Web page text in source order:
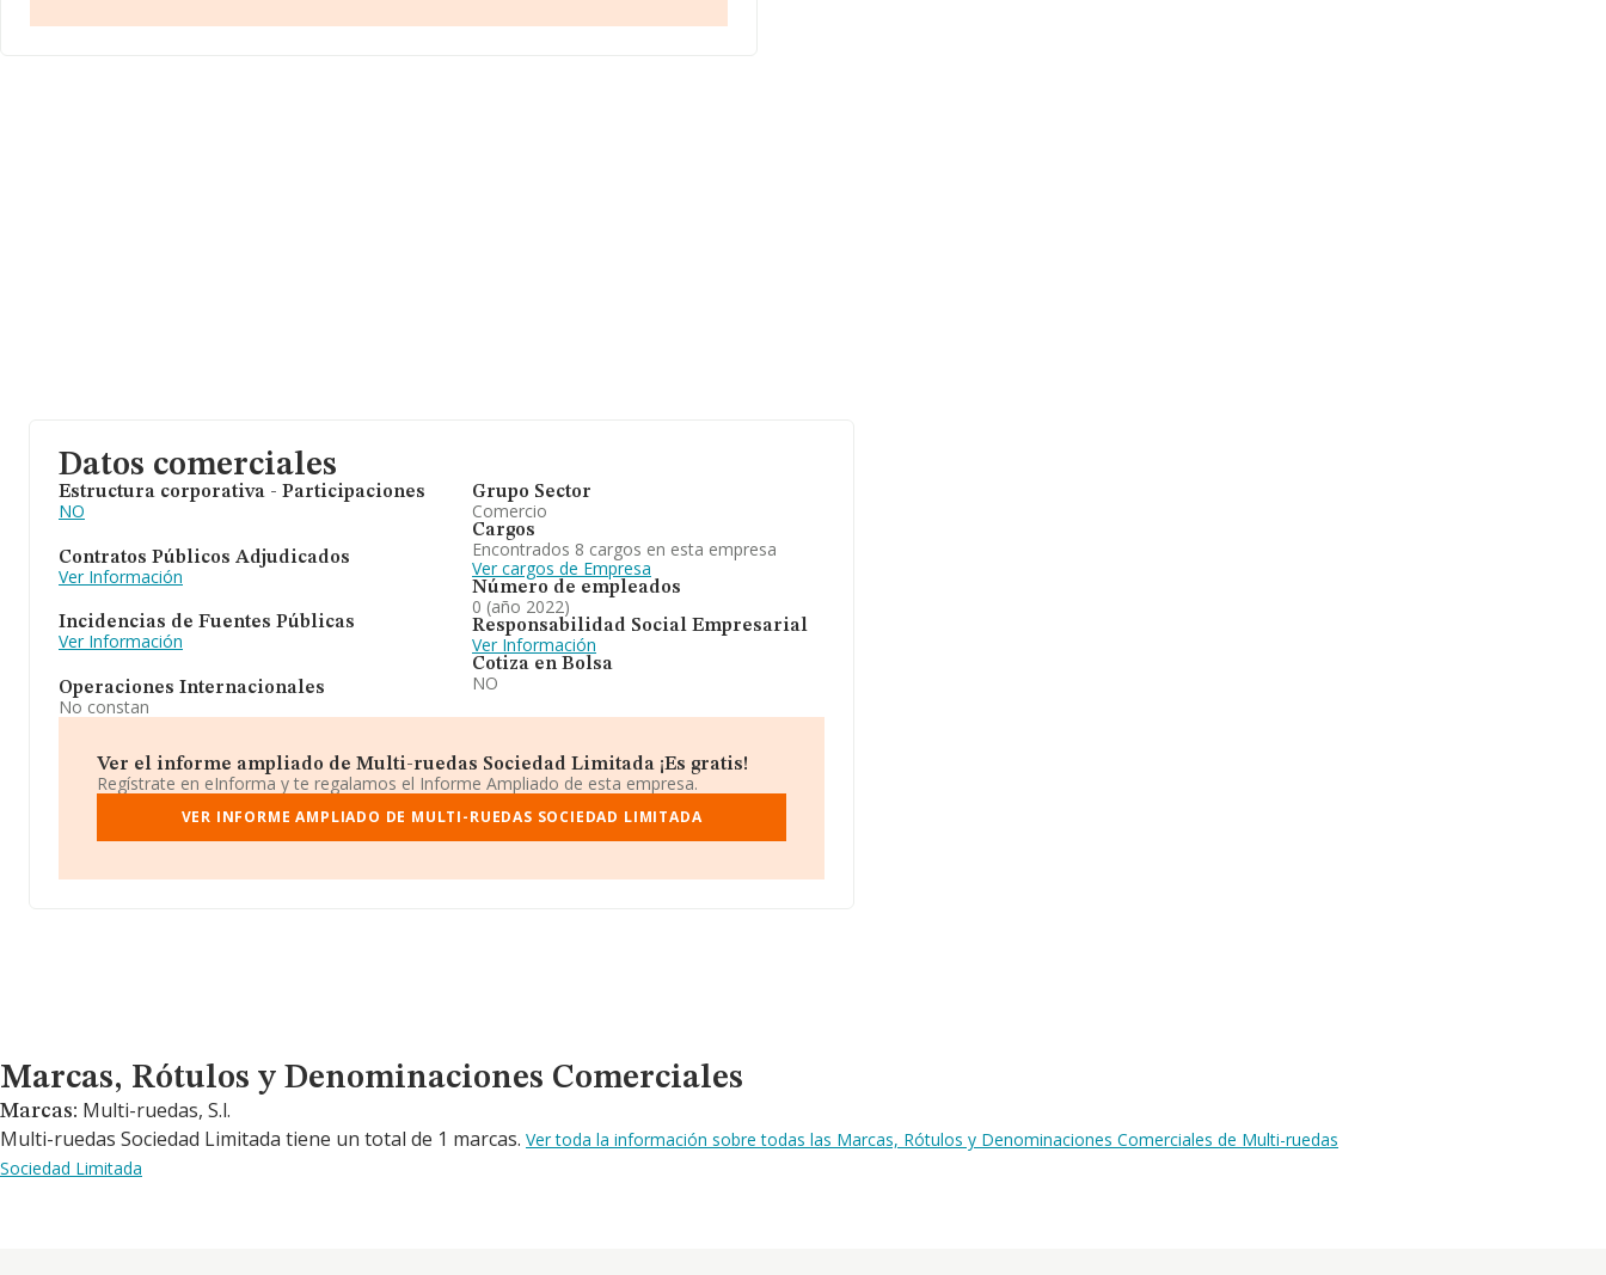
euros. Como información adicional de interés, los empleados de media son 5; la
Datos comerciales
Estructura corporativa - Participaciones
NO
Contratos Públicos Adjudicados
Ver Información
Incidencias de Fuentes Públicas
Ver Información
Operaciones Internacionales
No constan
Grupo Sector
Comercio
Cargos
Encontrados 8 cargos en esta empresa
Ver cargos de Empresa
Número de empleados
0 (año 2022)
Responsabilidad Social Empresarial
Ver Información
Cotiza en Bolsa
NO
Ver el informe ampliado de Multi-ruedas Sociedad Limitada ¡Es gratis!
Regístrate en eInforma y te regalamos el Informe Ampliado de esta empresa.
VER INFORME AMPLIADO DE MULTI-RUEDAS SOCIEDAD LIMITADA
Marcas, Rótulos y Denominaciones Comerciales
Marcas, Rótulos y Denominaciones Comerciales
Marcas: Multi-ruedas, S.l.
Multi-ruedas Sociedad Limitada tiene un total de 1 marcas. Ver toda la información sobre todas las Marcas, Rótulos y Denominaciones Comerciales de Multi-ruedas
Sociedad Limitada